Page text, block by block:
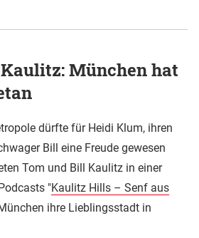
München hat
dürfte für Heidi Klum, ihren
Bill eine Freude gewesen
Tom und Bill Kaulitz in einer
"Kaulitz Hills – Senf aus
ihre Lieblingsstadt in